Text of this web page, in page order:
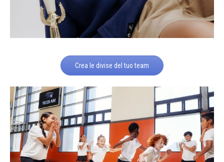
Crea le divise del tuo team